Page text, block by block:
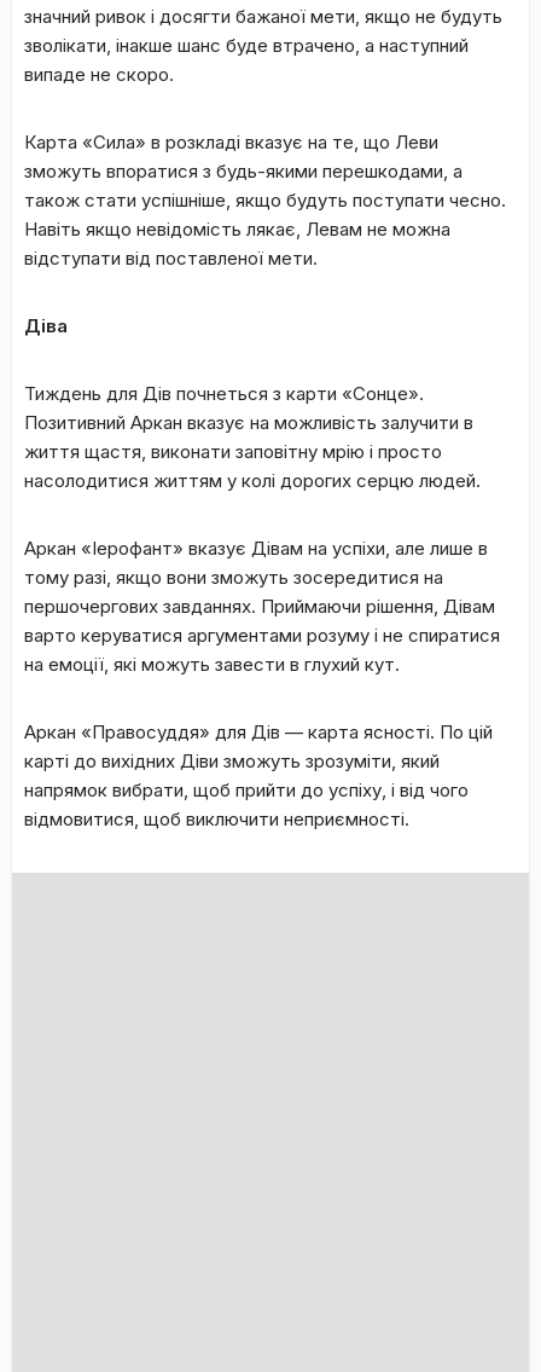
значний ривок і досягти бажаної мети, якщо не будуть
зволікати, інакше шанс буде втрачено, а наступний
випаде не скоро.
Карта «Сила» в розкладі вказує на те, що Леви
зможуть впоратися з будь-якими перешкодами, а
також стати успішніше, якщо будуть поступати чесно.
Навіть якщо невідомість лякає, Левам не можна
відступати від поставленої мети.
Діва
Тиждень для Дів почнеться з карти «Сонце».
Позитивний Аркан вказує на можливість залучити в
життя щастя, виконати заповітну мрію і просто
насолодитися життям у колі дорогих серцю людей.
Аркан «Іерофант» вказує Дівам на успіхи, але лише в
тому разі, якщо вони зможуть зосередитися на
першочергових завданнях. Приймаючи рішення, Дівам
варто керуватися аргументами розуму і не спиратися
на емоції, які можуть завести в глухий кут.
Аркан «Правосуддя» для Дів — карта ясності. По цій
карті до вихідних Діви зможуть зрозуміти, який
напрямок вибрати, щоб прийти до успіху, і від чого
відмовитися, щоб виключити неприємності.